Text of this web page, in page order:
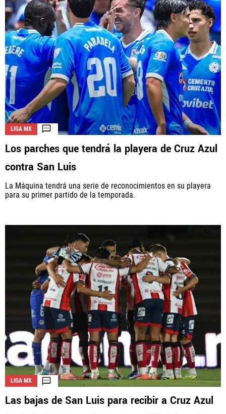
LIGA MX
Los parches que tendrá la playera de Cruz Azul
contra San Luis
La Máquina tendrá una serie de reconocimientos en su playera
para su primer partido de la temporada.
LIGA MX
Las bajas de San Luis para recibir a Cruz Azul